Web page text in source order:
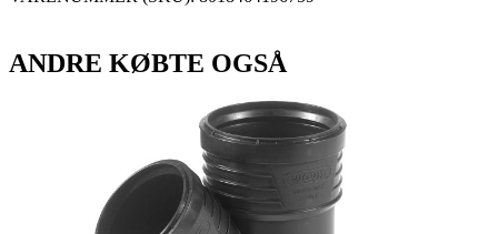
ANDRE KØBTE OGSÅ